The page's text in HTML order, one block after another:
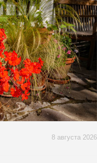
8 августа 2026